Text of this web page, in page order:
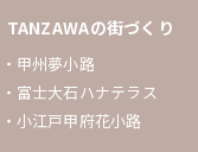
TANZAWAの街づくり
甲州夢小路
富士大石ハナテラス
小江戸甲府花小路